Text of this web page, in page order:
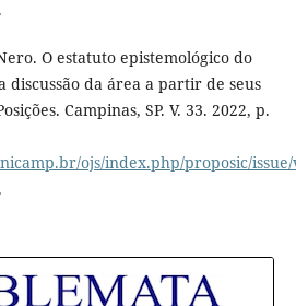
O estatuto epistemológico do
discussão da área a partir de seus
Campinas, SP. V. 33. 2022, p.
ojs/index.php/proposic/